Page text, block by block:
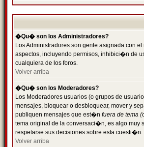
�Qu� son los Administradores?
Los Administradores son gente asignada con
aspectos, incluyendo permisos, inhibici�n de
cualquiera de los foros.
Volver arriba
�Qu� son los Moderadores?
Los Moderadores usuarios (o grupos de
mensajes, bloquear o desbloquear, mover y
publiquen mensajes que est�n fuera de tema
tema original de la conversaci�n, es algo muy
respetarse sus decisiones sobre esta cuesti�n.
Volver arriba